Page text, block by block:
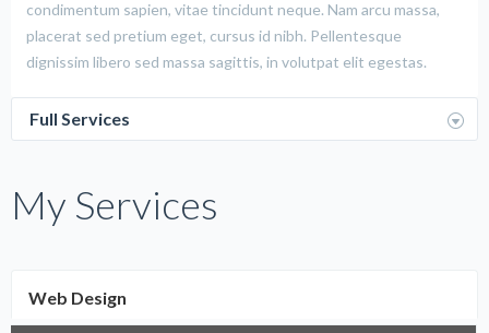
condimentum sapien, vitae tincidunt neque. Nam arcu massa,
placerat sed pretium eget, cursus id nibh. Pellentesque
dignissim libero sed massa sagittis, in volutpat elit egestas.
Full Services
My Services
Web Design